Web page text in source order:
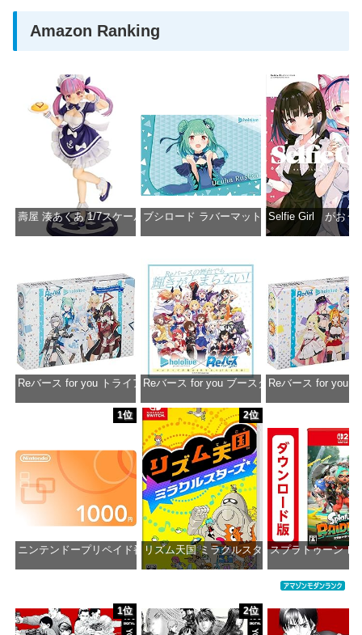
Amazon Ranking
壽屋 湊あくあ 1/7スケール PVC製 塗装済み完成品フィギュア PP942
ブシロード ラバーマットコレクション
Selfie Girl がおう
Reバース for you トライアルデッキ ホロライブプロダクション ver.ホロ
価格：¥1,650
Reバース for you ブースターパック ホロライ
価格：¥2,980
Reバース for you
1位
ニンテンドープリペイド番号 1000円|オンラインコード版
2位
リズム天国 ミラクルスターズ -Switch
スプラトゥーン レ
1位 2位